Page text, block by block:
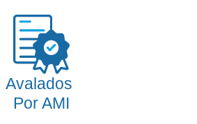
Avalados
Por AMI